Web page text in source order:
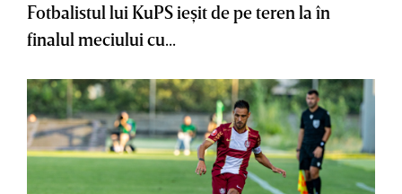
Fotbalistul lui KuPS ieşit de pe teren la în
finalul meciului cu...